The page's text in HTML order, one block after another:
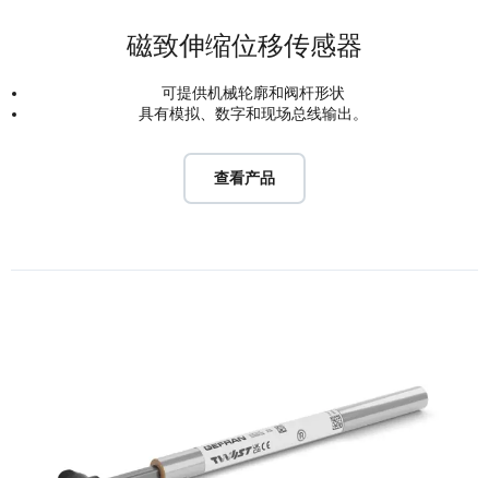
磁致伸缩位移传感器
可提供机械轮廓和阀杆形状
具有模拟、数字和现场总线输出。
查看产品